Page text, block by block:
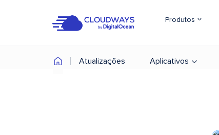
Produtos
Atualizações Aplicativos